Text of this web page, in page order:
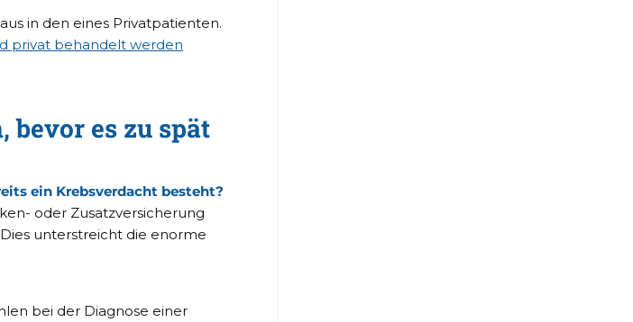
in den eines Privatpatienten.
privat behandelt werden
bevor es zu spät
ein Krebsverdacht besteht?
oder Zusatzversicherung
unterstreicht die enorme
bei der Diagnose einer